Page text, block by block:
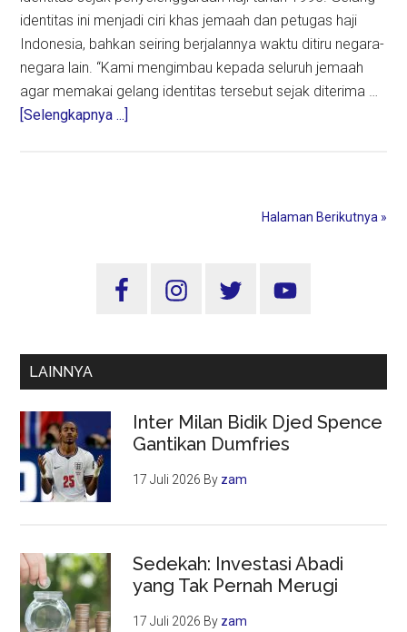
identitas ini menjadi ciri khas jemaah dan petugas haji
Indonesia, bahkan seiring berjalannya waktu ditiru negara-
negara lain. “Kami mengimbau kepada seluruh jemaah
agar memakai gelang identitas tersebut sejak diterima …
[Selengkapnya ...]
Ini
Diketahui
Halaman Berikutnya »
Sidebar
LAINNYA
Inter Milan Bidik Djed Spence
Gantikan Dumfries
17 Juli 2026 By zam
Sedekah: Investasi Abadi
yang Tak Pernah Merugi
17 Juli 2026 By zam